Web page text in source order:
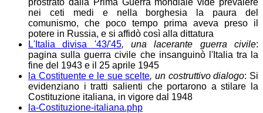
nei ceti medi e nella borghesia la paura del
comunismo, che poco tempo prima aveva preso il
potere in Russia, e si affidò così alla dittatura
L'Italia divisa '43/'45, una lacerante guerra civile:
pagina sulla guerra civile che insanguinò l'Italia tra la
fine del 1943 e il 25 aprile 1945
la Costituente e le sue scelte, un costruttivo dialogo: Si
evidenziano i tratti salienti che portarono a stilare la
Costituzione italiana, in vigore dal 1948
la-Costituzione-italiana.php